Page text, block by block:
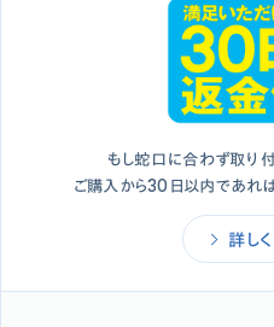
もし蛇口に合わず取り
ご購入から30日以内であれ
詳し